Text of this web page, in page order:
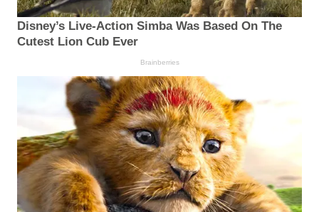
Disney’s Live-Action Simba Was Based On The
Cutest Lion Cub Ever
Brainberries